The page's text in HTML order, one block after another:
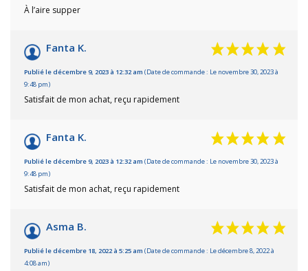
À l’aire supper
Fanta K.
Publié le décembre 9, 2023 à 12:32 am (Date de commande : Le novembre 30, 2023 à
9:48 pm)
Satisfait de mon achat, reçu rapidement
Fanta K.
Publié le décembre 9, 2023 à 12:32 am (Date de commande : Le novembre 30, 2023 à
9:48 pm)
Satisfait de mon achat, reçu rapidement
Asma B.
Publié le décembre 18, 2022 à 5:25 am (Date de commande : Le décembre 8, 2022 à
4:08 am)